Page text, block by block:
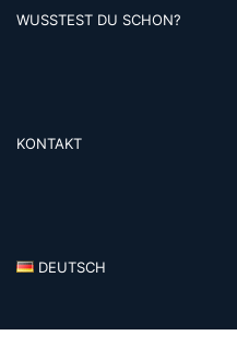
WUSSTEST DU SCHON?
KONTAKT
DEUTSCH